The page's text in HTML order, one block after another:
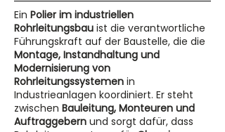
Ein Polier im industriellen
Rohrleitungsbau ist die verantwortliche
Führungskraft auf der Baustelle, die die
Montage, Instandhaltung und
Modernisierung von
Rohrleitungssystemen in
Industrieanlagen koordiniert. Er steht
zwischen Bauleitung, Monteuren und
Auftraggebern und sorgt dafür, dass